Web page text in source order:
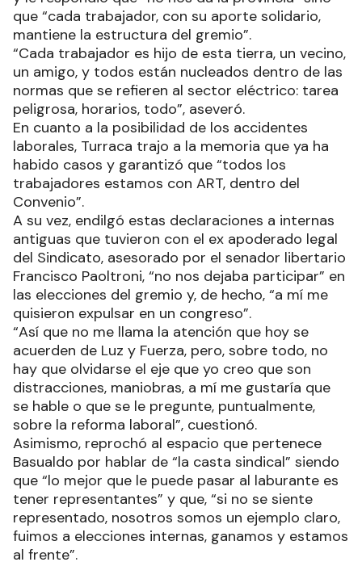
que “cada trabajador, con su aporte solidario,
mantiene la estructura del gremio”.
“Cada trabajador es hijo de esta tierra, un vecino,
un amigo, y todos están nucleados dentro de las
normas que se refieren al sector eléctrico: tarea
peligrosa, horarios, todo”, aseveró.
En cuanto a la posibilidad de los accidentes
laborales, Turraca trajo a la memoria que ya ha
habido casos y garantizó que “todos los
trabajadores estamos con ART, dentro del
Convenio”.
A su vez, endilgó estas declaraciones a internas
antiguas que tuvieron con el ex apoderado legal
del Sindicato, asesorado por el senador libertario
Francisco Paoltroni, “no nos dejaba participar” en
las elecciones del gremio y, de hecho, “a mí me
quisieron expulsar en un congreso”.
“Así que no me llama la atención que hoy se
acuerden de Luz y Fuerza, pero, sobre todo, no
hay que olvidarse el eje que yo creo que son
distracciones, maniobras, a mí me gustaría que
se hable o que se le pregunte, puntualmente,
sobre la reforma laboral”, cuestionó.
Asimismo, reprochó al espacio que pertenece
Basualdo por hablar de “la casta sindical” siendo
que “lo mejor que le puede pasar al laburante es
tener representantes” y que, “si no se siente
representado, nosotros somos un ejemplo claro,
fuimos a elecciones internas, ganamos y estamos
al frente”.